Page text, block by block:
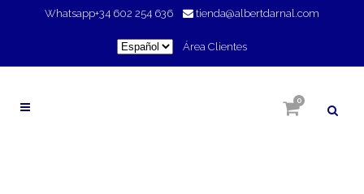
Whatsapp+34 602 254 636 tienda@albertdarnal.com
Elegir Área Clientes
0